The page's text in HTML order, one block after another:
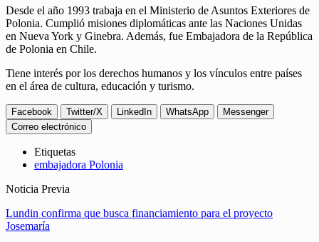
Desde el año 1993 trabaja en el Ministerio de Asuntos Exteriores de
Polonia. Cumplió misiones diplomáticas ante las Naciones Unidas
en Nueva York y Ginebra. Además, fue Embajadora de la República
de Polonia en Chile.
Tiene interés por los derechos humanos y los vínculos entre países
en el área de cultura, educación y turismo.
Facebook Twitter/X LinkedIn WhatsApp
Messenger
Correo electrónico
Etiquetas
embajadora Polonia
Noticia Previa
Lundin confirma que busca financiamiento para el proyecto
Josemaría